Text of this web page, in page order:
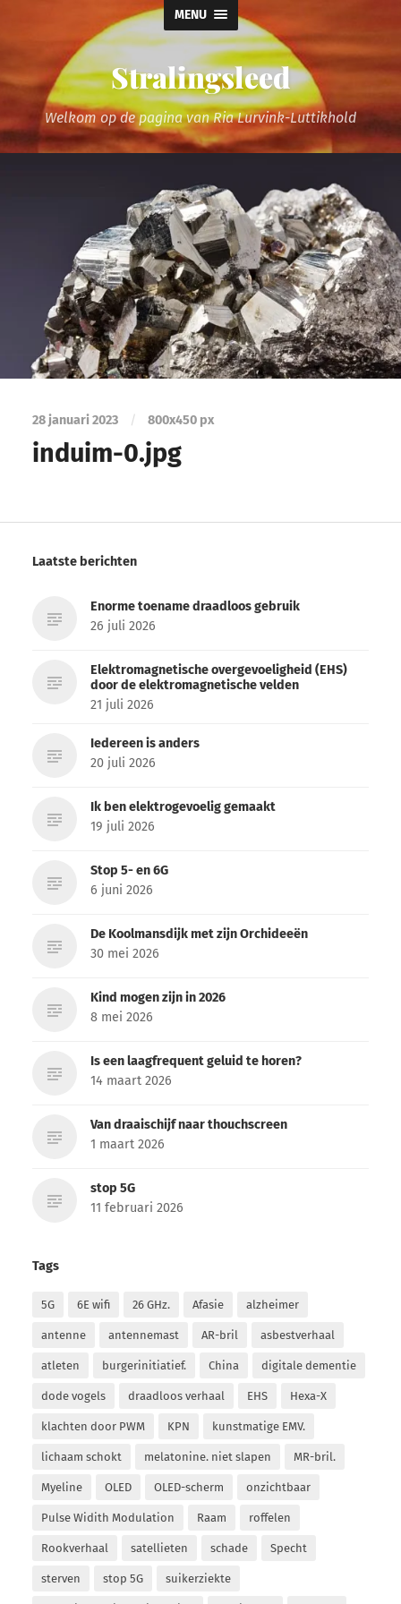
MENU
Stralingsleed
Welkom op de pagina van Ria Lurvink-Luttikhold
28 januari 2023 / 800x450 px
induim-0.jpg
Laatste berichten
Enorme toename draadloos gebruik
26 juli 2026
Elektromagnetische overgevoeligheid (EHS)
door de elektromagnetische velden
21 juli 2026
Iedereen is anders
20 juli 2026
Ik ben elektrogevoelig gemaakt
19 juli 2026
Stop 5- en 6G
6 juni 2026
De Koolmansdijk met zijn Orchideeën
30 mei 2026
Kind mogen zijn in 2026
8 mei 2026
Is een laagfrequent geluid te horen?
14 maart 2026
Van draaischijf naar thouchscreen
1 maart 2026
stop 5G
11 februari 2026
Tags
5G 6E wifi 26 GHz. Afasie alzheimer
antenne antennemast AR-bril asbestverhaal
atleten burgerinitiatief. China digitale dementie
dode vogels draadloos verhaal EHS Hexa-X
klachten door PWM KPN kunstmatige EMV.
lichaam schokt melatonine. niet slapen MR-bril.
Myeline OLED OLED-scherm onzichtbaar
Pulse Widith Modulation Raam roffelen
Rookverhaal satellieten schade Specht
sterven stop 5G suikerziekte